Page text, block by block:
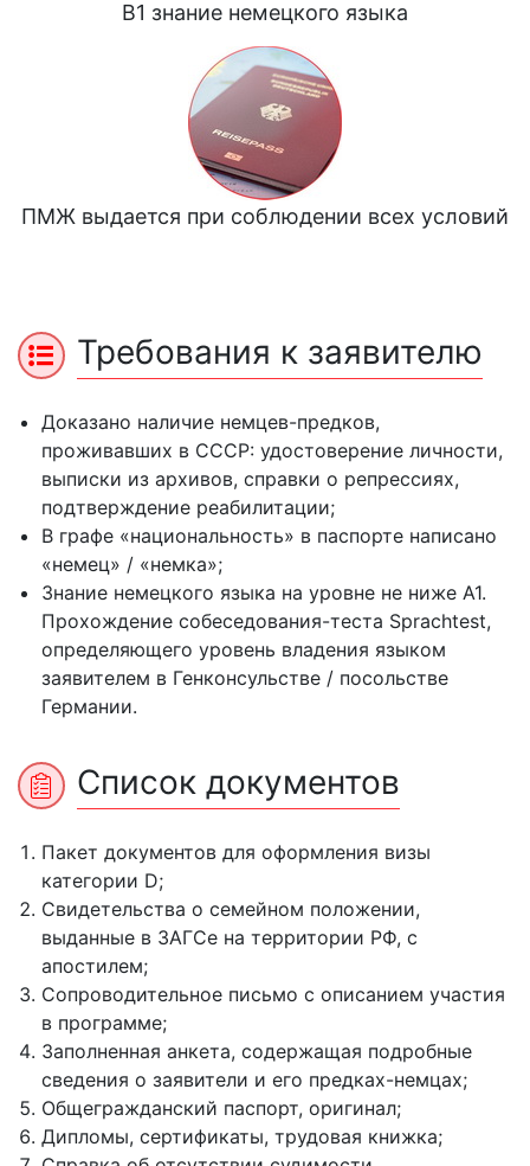
B1 знание немецкого языка
ПМЖ выдается при соблюдении всех условий
Требования к заявителю
Доказано наличие немцев-предков,
проживавших в СССР: удостоверение личности,
выписки из архивов, справки о репрессиях,
подтверждение реабилитации;
В графе «национальность» в паспорте написано
«немец» / «немка»;
Знание немецкого языка на уровне не ниже А1.
Прохождение собеседования-теста Sprachtest,
определяющего уровень владения языком
заявителем в Генконсульстве / посольстве
Германии.
Список документов
Пакет документов для оформления визы
категории D;
Свидетельства о семейном положении,
выданные в ЗАГСе на территории РФ, с
апостилем;
Сопроводительное письмо с описанием участия
в программе;
Заполненная анкета, содержащая подробные
сведения о заявители и его предках-немцах;
Общегражданский паспорт, оригинал;
Дипломы, сертификаты, трудовая книжка;